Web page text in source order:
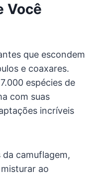
Você
que escondem
e coaxares.
espécies de
com suas
incríveis
da camuflagem,
ao